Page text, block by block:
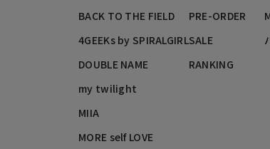
BACK TO THE FIELD
4GEEKs by SPIRALGIRL
DOUBLE NAME
my twilight
MIIA
MORE self LOVE
PRE-ORDER
SALE
RANKING